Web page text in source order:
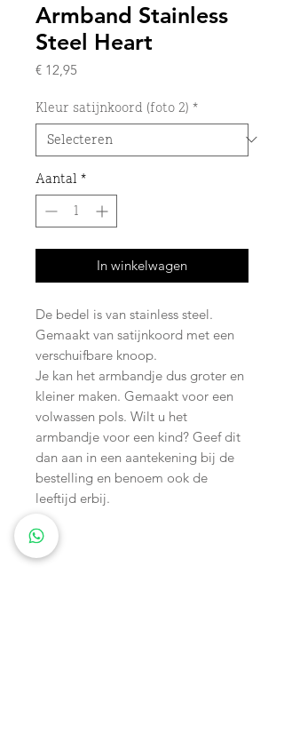
Armband Stainless
Steel Heart
€ 12,95
Kleur satijnkoord (foto 2) *
Aantal *
In winkelwagen
De bedel is van stainless steel.
Gemaakt van satijnkoord met een
verschuifbare knoop.
Je kan het armbandje dus groter en
kleiner maken. Gemaakt voor een
volwassen pols. Wilt u het
armbandje voor een kind? Geef dit
dan aan in een aantekening bij de
bestelling en benoem ook de
leeftijd erbij.